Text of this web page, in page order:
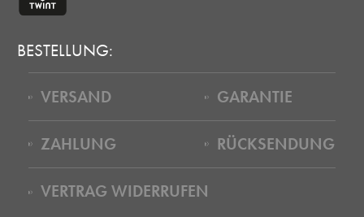
BESTELLUNG:
VERSAND GARANTIE
ZAHLUNG RÜCKSENDUNG
VERTRAG WIDERRUFEN